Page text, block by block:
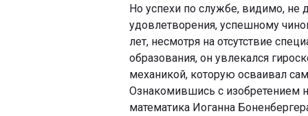
Но успехи по службе, видимо, не
удовлетворения, успешному
лет, несмотря на отсутствие
образования, он увлекался
механикой, которую осваивал
Ознакомившись с изобретением
математика Иоганна